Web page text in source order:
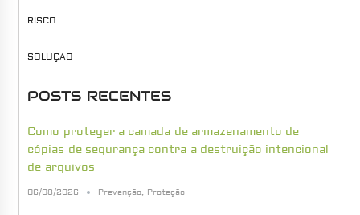
RISCO
SOLUÇÃO
POSTS RECENTES
Como proteger a camada de armazenamento de
cópias de segurança contra a destruição intencional
de arquivos
06/08/2026 Prevenção, Proteção